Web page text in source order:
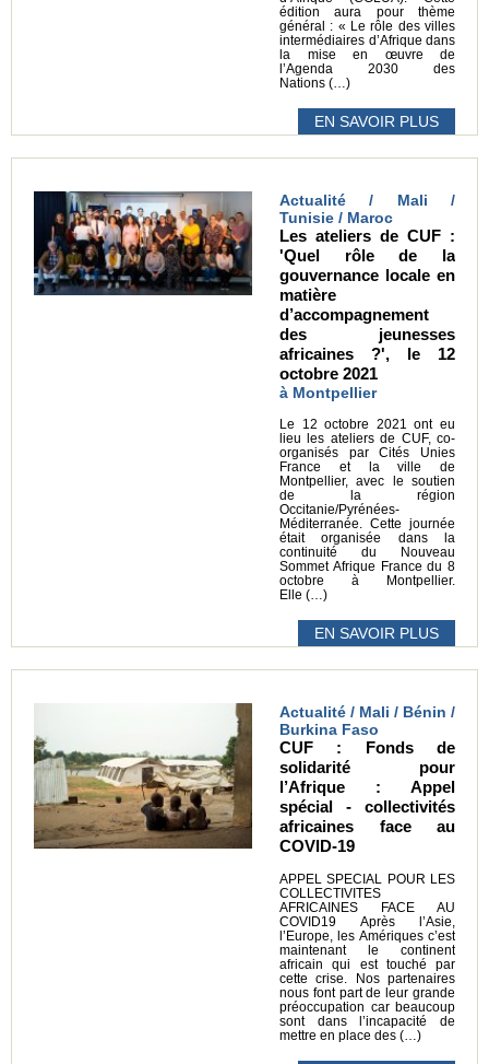
édition aura pour thème
général : « Le rôle des villes
intermédiaires d’Afrique dans
la mise en œuvre de
l’Agenda 2030 des
Nations (…)
EN SAVOIR PLUS
Actualité / Mali /
Tunisie / Maroc
Les ateliers de CUF :
'Quel rôle de la
gouvernance locale en
matière
d’accompagnement
des jeunesses
africaines ?', le 12
octobre 2021
à Montpellier
Le 12 octobre 2021 ont eu
lieu les ateliers de CUF, co-
organisés par Cités Unies
France et la ville de
Montpellier, avec le soutien
de la région
Occitanie/Pyrénées-
Méditerranée. Cette journée
était organisée dans la
continuité du Nouveau
Sommet Afrique France du 8
octobre à Montpellier.
Elle (…)
EN SAVOIR PLUS
Actualité / Mali / Bénin /
Burkina Faso
CUF : Fonds de
solidarité pour
l’Afrique : Appel
spécial - collectivités
africaines face au
COVID-19
APPEL SPECIAL POUR LES
COLLECTIVITES
AFRICAINES FACE AU
COVID19 Après l’Asie,
l’Europe, les Amériques c’est
maintenant le continent
africain qui est touché par
cette crise. Nos partenaires
nous font part de leur grande
préoccupation car beaucoup
sont dans l’incapacité de
mettre en place des (…)